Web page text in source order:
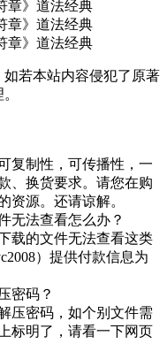
若本站内容侵犯了原著
复制性，可传播性，一
、换货要求。请您在购
资源。还请谅解。
无法查看怎么办？
载的文件无法查看这类
）提供付款信息为
密码？
压密码，如个别文件需
标明了，请看一下网页